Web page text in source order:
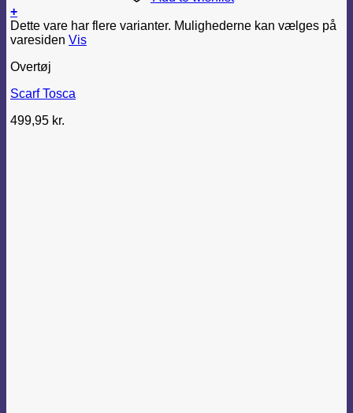
+
Dette vare har flere varianter. Mulighederne kan vælges på
varesiden Vis
Overtøj
Scarf Tosca
499,95 kr.